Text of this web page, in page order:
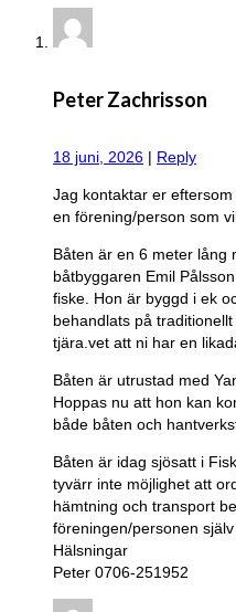
Peter Zachrisson
18 juni, 2026 | Reply
Jag kontaktar er
en förening/person som
Båten är en 6 meter lång
båtbyggaren Emil
fiske. Hon är byggd i ek
behandlats på
tjära.vet att ni har en
Båten är utrustad med
Hoppas nu att hon kan
både båten och
Båten är idag sjösatt i
tyvärr inte möjlighet att
hämtning och transport
föreningen/personen själv
Hälsningar
Peter 0706-251952